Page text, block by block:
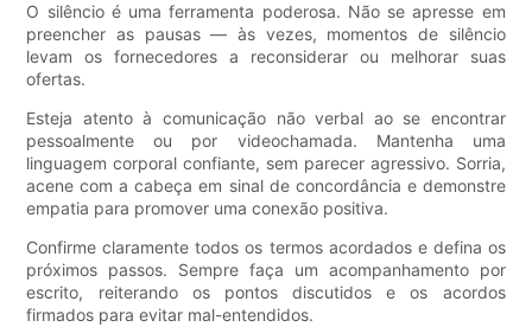
O silêncio é uma ferramenta poderosa. Não se apresse em
preencher as pausas — às vezes, momentos de silêncio
levam os fornecedores a reconsiderar ou melhorar suas
ofertas.
Esteja atento à comunicação não verbal ao se encontrar
pessoalmente ou por videochamada. Mantenha uma
linguagem corporal confiante, sem parecer agressivo. Sorria,
acene com a cabeça em sinal de concordância e demonstre
empatia para promover uma conexão positiva.
Confirme claramente todos os termos acordados e defina os
próximos passos. Sempre faça um acompanhamento por
escrito, reiterando os pontos discutidos e os acordos
firmados para evitar mal-entendidos.